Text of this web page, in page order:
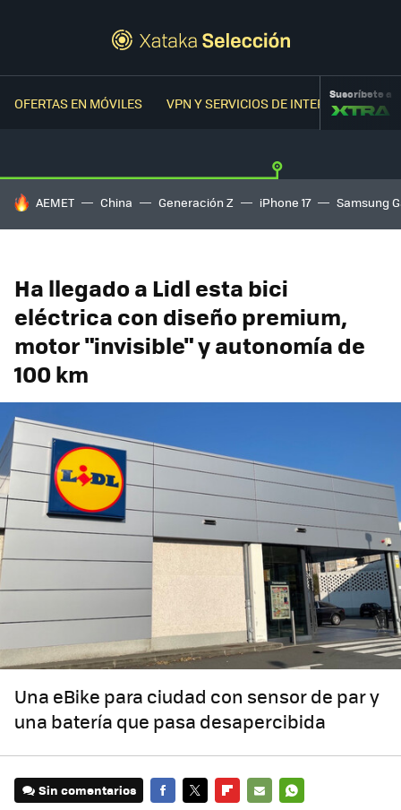
OFERTAS EN MÓVILES VPN Y SERVICIOS DE INTERNETSuscríbete a
HOY SE HABLA DE
AEMET China Generación Z iPhone 17 Samsung
Ha llegado a Lidl esta bici
eléctrica con diseño premium,
motor "invisible" y autonomía de
100 km
Una eBike para ciudad con sensor de par y
una batería que pasa desapercibida
Sin comentarios